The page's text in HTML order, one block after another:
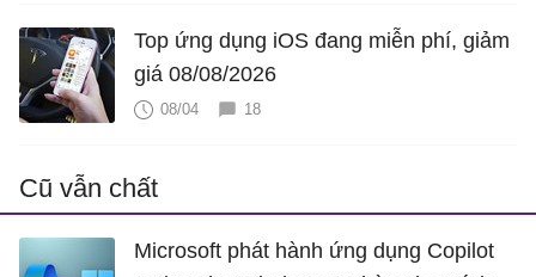
Top ứng dụng iOS đang miễn phí, giảm
giá 08/08/2026
08/04 18
Cũ vẫn chất
Microsoft phát hành ứng dụng Copilot